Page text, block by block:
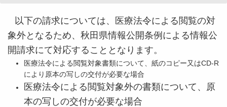
以下の請求については、医療法令による閲覧の対
象外となるため、秋田県情報公開条例による情報公
開請求にて対応することとなります。
医療法令による閲覧対象書類について、紙のコピー又はCD-R
により原本の写しの交付が必要な場合
医療法令による閲覧対象外の書類について、原
本の写しの交付が必要な場合